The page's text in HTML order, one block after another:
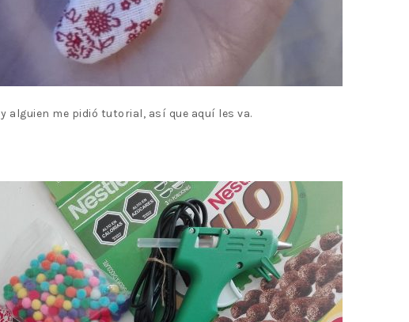
y alguien me pidió tutorial, así que aquí les va.